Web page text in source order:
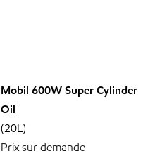
Mobil 600W Super Cylinder
Oil
(20L)
Prix sur demande